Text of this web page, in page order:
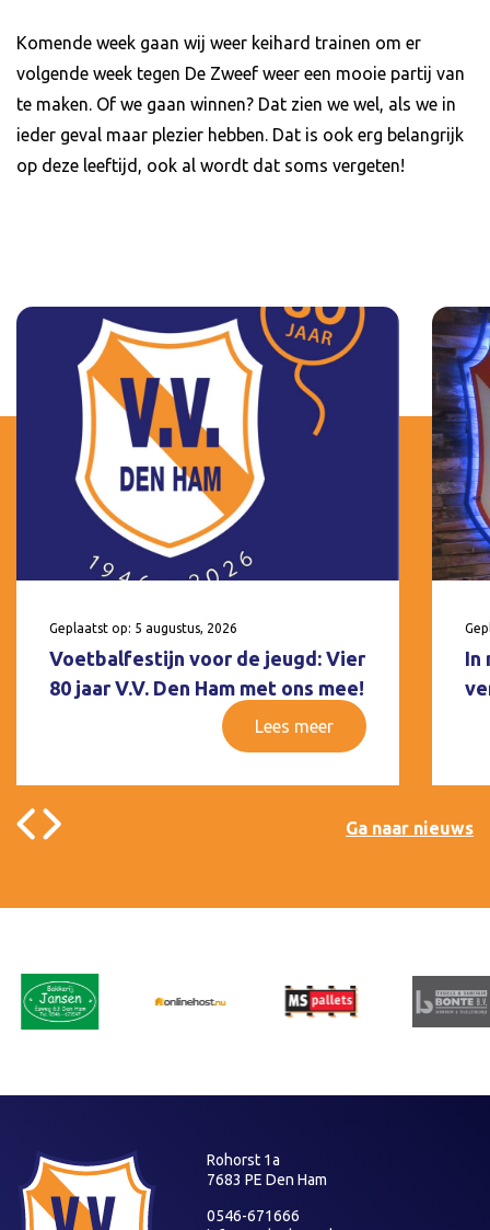
Komende week gaan wij weer keihard trainen om er
volgende week tegen De Zweef weer een mooie partij van
te maken. Of we gaan winnen? Dat zien we wel, als we in
ieder geval maar plezier hebben. Dat is ook erg belangrijk
op deze leeftijd, ook al wordt dat soms vergeten!
Geplaatst op: 5 augustus, 2026
Voetbalfestijn voor de jeugd: Vier
80 jaar V.V. Den Ham met ons mee!
Lees meer
In
Ga naar nieuws
Rohorst 1a
7683 PE Den Ham
0546-671666